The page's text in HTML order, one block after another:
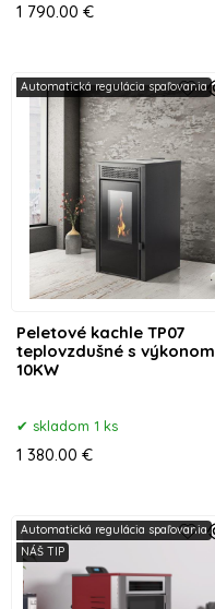
1 790.00 €
Peletové kachle TP07
teplovzdušné s výkonom
10KW
Automatická regulácia spaľovania
skladom 1 ks
1 380.00 €
Automatická regulácia spaľovania
NÁŠ TIP